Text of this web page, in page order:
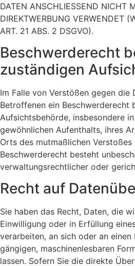
DATEN ANSCHLIESSEND NICHT
DIREKTWERBUNG VERWENDET
ART. 21 ABS. 2 DSGVO).
Beschwerde­recht
zuständigen
Im Falle von Verstößen gegen die
Betroffenen ein Beschwerderecht
Aufsichtsbehörde, insbesondere
gewöhnlichen Aufenthalts, ihres
Orts des mutmaßlichen Verstoßes
Beschwerderecht besteht
verwaltungsrechtlicher oder
Recht auf
Sie haben das Recht, Daten, die
Einwilligung oder in Erfüllung
verarbeiten, an sich oder an einen
gängigen, maschinenlesbaren
lassen. Sofern Sie die direkte